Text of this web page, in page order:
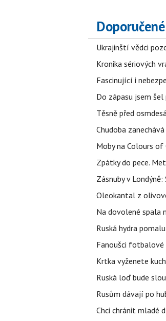
Ukrajinští vědci
Kronika sériových
Fascinující i
Do zápasu jsem
Těsně před
Chudoba
Moby na Colours
Zpátky do pece.
Zásnuby v
Oleokantal z
Na dovolené spala
Ruská hydra
Fanoušci
Krtka vyženete
Ruská loď bude
Rusům dávají po
Chci chránit mladé